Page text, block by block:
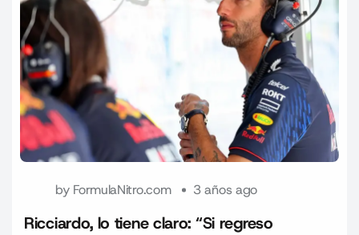
by FormulaNitro.com 3 años ago
Ricciardo, lo tiene claro: “Si regreso